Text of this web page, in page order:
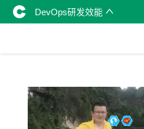
DevOps研发效能
孟飞阳